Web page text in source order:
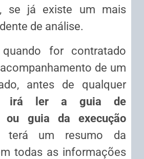
se já existe um mais
de análise.
quando for contratado
de um
antes de qualquer
irá ler a guia de
ou guia da execução
terá um resumo da
todas as informações